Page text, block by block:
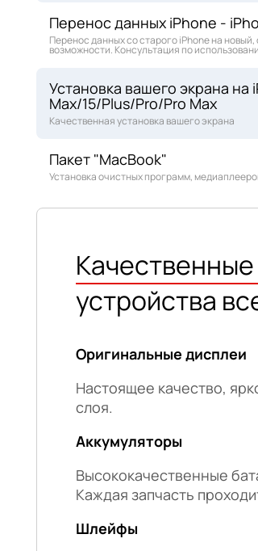
Перенос данных iPhone -
Перенос данных со старого iPhone на
возможности. Консультация по
Установка вашего экрана на
Max/15/Plus/Pro/Pro Max
Качественная установка вашего экрана
Пакет "MacBook"
Установка очистных программ,
устройства
Оригинальные дисплеи
Настоящее качество,
слоя.
Аккумуляторы
Высококачественные
Каждая запчасть
Шлейфы